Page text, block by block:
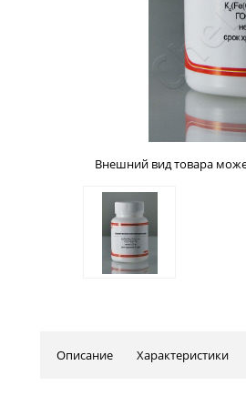
Внешний вид товара
Описание Характеристики